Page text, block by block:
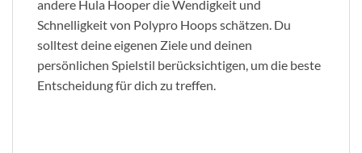
andere Hula Hooper die Wendigkeit und
Schnelligkeit von Polypro Hoops schätzen. Du
solltest deine eigenen Ziele und deinen
persönlichen Spielstil berücksichtigen, um die beste
Entscheidung für dich zu treffen.